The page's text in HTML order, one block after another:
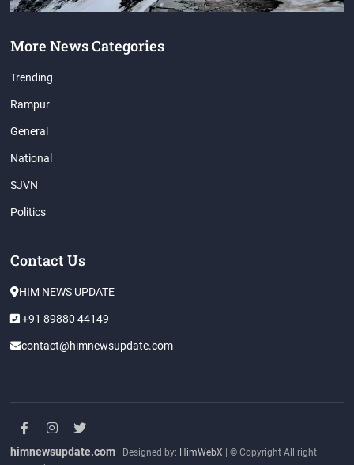
More News Categories
Trending
Rampur
General
National
SJVN
Politics
Contact Us
HIM NEWS UPDATE
+91 89880 44149
contact@himnewsupdate.com
facebook
instagram
twitter
himnewsupdate.com | Designed by: HimWebX
| © Copyright All right